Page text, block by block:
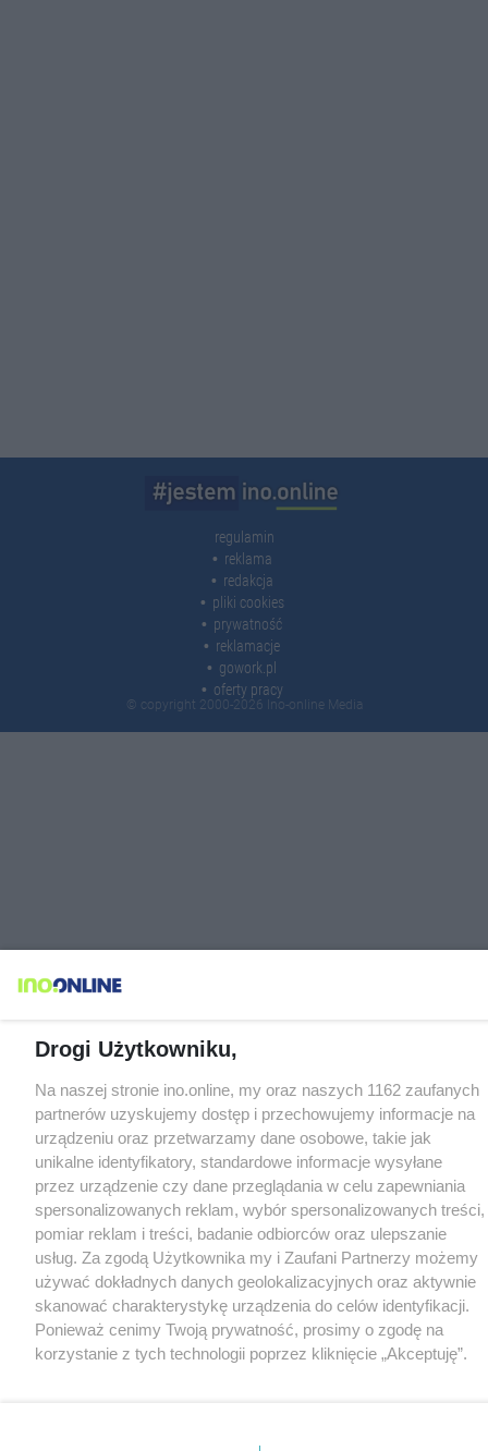
regulamin
reklama
redakcja
pliki cookies
prywatność
reklamacje
gowork.pl
oferty pracy
© copyright 2000-2026 Ino-online Media
Drogi Użytkowniku,
Na naszej stronie ino.online, my oraz naszych 1162 zaufanych
partnerów uzyskujemy dostęp i przechowujemy informacje na
urządzeniu oraz przetwarzamy dane osobowe, takie jak
unikalne identyfikatory, standardowe informacje wysyłane
przez urządzenie czy dane przeglądania w celu zapewniania
spersonalizowanych reklam, wybór spersonalizowanych treści,
pomiar reklam i treści, badanie odbiorców oraz ulepszanie
usług. Za zgodą Użytkownika my i Zaufani Partnerzy możemy
używać dokładnych danych geolokalizacyjnych oraz aktywnie
skanować charakterystykę urządzenia do celów identyfikacji.
Ponieważ cenimy Twoją prywatność, prosimy o zgodę na
korzystanie z tych technologii poprzez kliknięcie „Akceptuję”.